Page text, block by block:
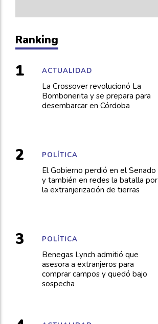
Ranking
La Crossover revolucionó La
Bombonerita y se prepara para
desembarcar en Córdoba
ACTUALIDAD
El Gobierno perdió en el Senado
y también en redes la batalla por
la extranjerización de tierras
POLÍTICA
Benegas Lynch admitió que
asesora a extranjeros para
comprar campos y quedó bajo
sospecha
POLÍTICA